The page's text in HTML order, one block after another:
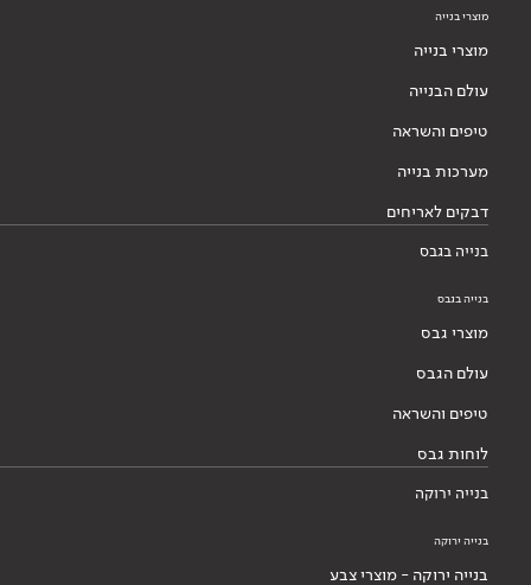
מוצרי בנייה
מוצרי בנייה
עולם הבנייה
טיפים והשראה
מערכות בנייה
דבקים לאריחים
בנייה בגבס
בנייה בגבס
מוצרי גבס
עולם הגבס
טיפים והשראה
לוחות גבס
בנייה ירוקה
בנייה ירוקה
בנייה ירוקה - מוצרי צבע